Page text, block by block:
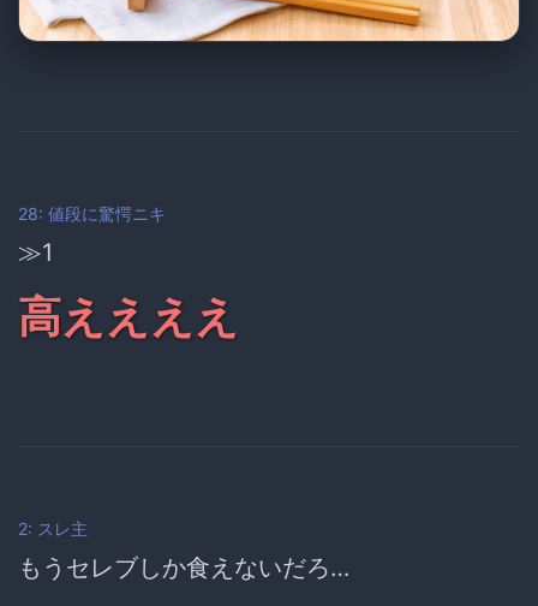
28: 値段に驚愕ニキ
≫1
高ええええ
2: スレ主
もうセレブしか食えないだろ…